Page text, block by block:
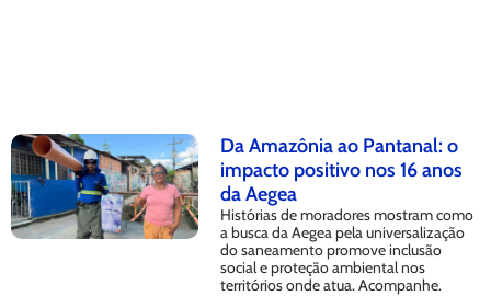
Da Amazônia ao Pantanal: o
impacto positivo nos 16 anos
da Aegea
Histórias de moradores mostram como
a busca da Aegea pela universalização
do saneamento promove inclusão
social e proteção ambiental nos
territórios onde atua. Acompanhe.